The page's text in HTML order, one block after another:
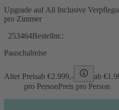
Upgrade auf All Inclusive
pro Zimmer
253464Bestellnr.:
Pauschalreise
Alter Preisab €2.999,- ab €
pro PersonPreis pro Person